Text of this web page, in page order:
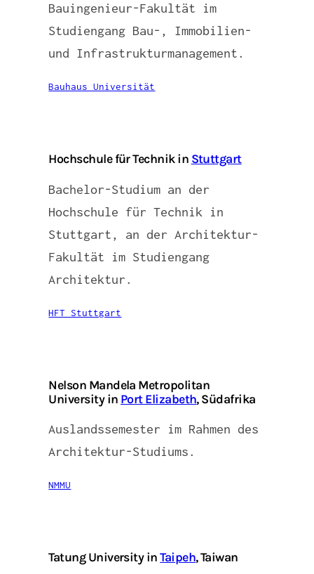
Bauingenieur-Fakultät im
Studiengang Bau-, Immobilien-
und Infrastrukturmanagement.
Bauhaus Universität
Hochschule für Technik in Stuttgart
Bachelor-Studium an der
Hochschule für Technik in
Stuttgart, an der Architektur-
Fakultät im Studiengang
Architektur.
HFT Stuttgart
Nelson Mandela Metropolitan
University in Port Elizabeth, Südafrika
Auslandssemester im Rahmen des
Architektur-Studiums.
NMMU
Tatung University inTaipeh, Taiwan